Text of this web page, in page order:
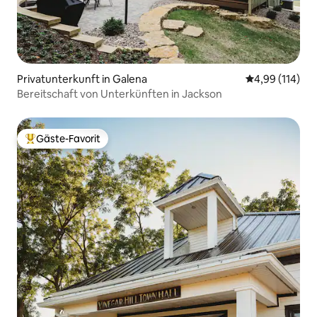
Privatunterkunft in Galena
4,99 (114)
Bereitschaft von Unterkünften in Jackson
Beliebter Gäste-Favorit.
Gäste-Favorit